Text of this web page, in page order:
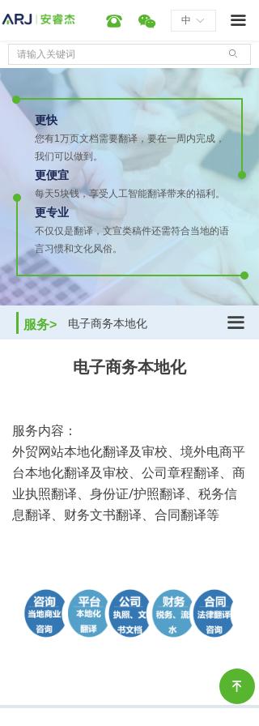
끀
首页
服务
技术&产品
行业解决方案
新闻资讯
ꁣ 公司新闻
产品推广
ꁣ 经验分享
ꁣ 行业资讯
ꀅ
中
뀰 너
ꄙ
更快
您有1万页文档需要翻译，要在一周内完成，
我们可以做到。
更便宜
每天5块钱，享受人工智能翻译带来的福利。
更专业
不仅仅是翻译，文宣类稿件还需符合当地的语
言习惯和文化风俗。
服务内容：
外贸网站本地化翻译及审校、境外电商平
台本地化翻译及审校、公司章程翻译、商
业执照翻译、身份证/护照翻译、税务信
息翻译、财务文书翻译、合同翻译等
끀
笔译
口译
本地化
排版
审校
配音
美术
字幕
多媒体服务
人工智能数据服务
服务> 电子商务本地化
电子商务本地化
笔译
口译
本地化
排版
审校
配音
美术
字幕
人工智能数据服务
在线翻译管理平台
远程云同传
文档快翻
自助下单系统
翻译教学系统
国际工程行业
装备制造行业
会议会展行业
游戏行业
多媒体行业
医疗健康行业
信息技术行业
能源石化行业
녠